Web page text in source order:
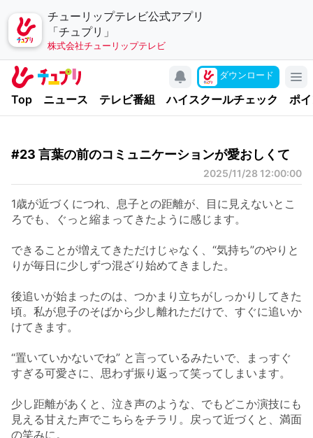
チューリップテレビ公式アプリ
「チュプリ」
株式会社チューリップテレビ
キャンペーン
アプリについて
お問い合わせ
個人情報の取り扱いについて
チューリップテレビ
公式サイト
YouTubeチャンネル
ダウンロード
Top ニュース テレビ番組 ハイスクールチェック ポ
#23 言葉の前のコミュニケーションが愛おしくて
2025/11/28 12:00:00
1歳が近づくにつれ、息子との距離が、 目に見えないとこ
ろでも、ぐっと縮まってきたように感じます。
できることが増えてきただけじゃなく、 “気持ち”のやりと
りが毎日に少しずつ混ざり始めてきました。
後追いが始まったのは、 つかまり立ちがしっかりしてきた
頃。 私が息子のそばから少し離れただけで、 すぐに追いか
けてきます。
“置いていかないでね” と言っているみたいで、
まっすぐ
すぎる可愛さに、思わず振り返って笑ってしまいます。
少し距離があくと、泣き声のような、 でもどこか演技にも
見える甘えた声でこちらをチラリ。 戻って近づくと、満面
の笑みに。